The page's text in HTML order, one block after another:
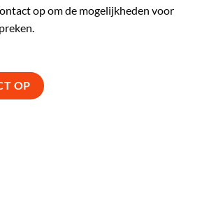
op om de mogelijkheden voor
OP